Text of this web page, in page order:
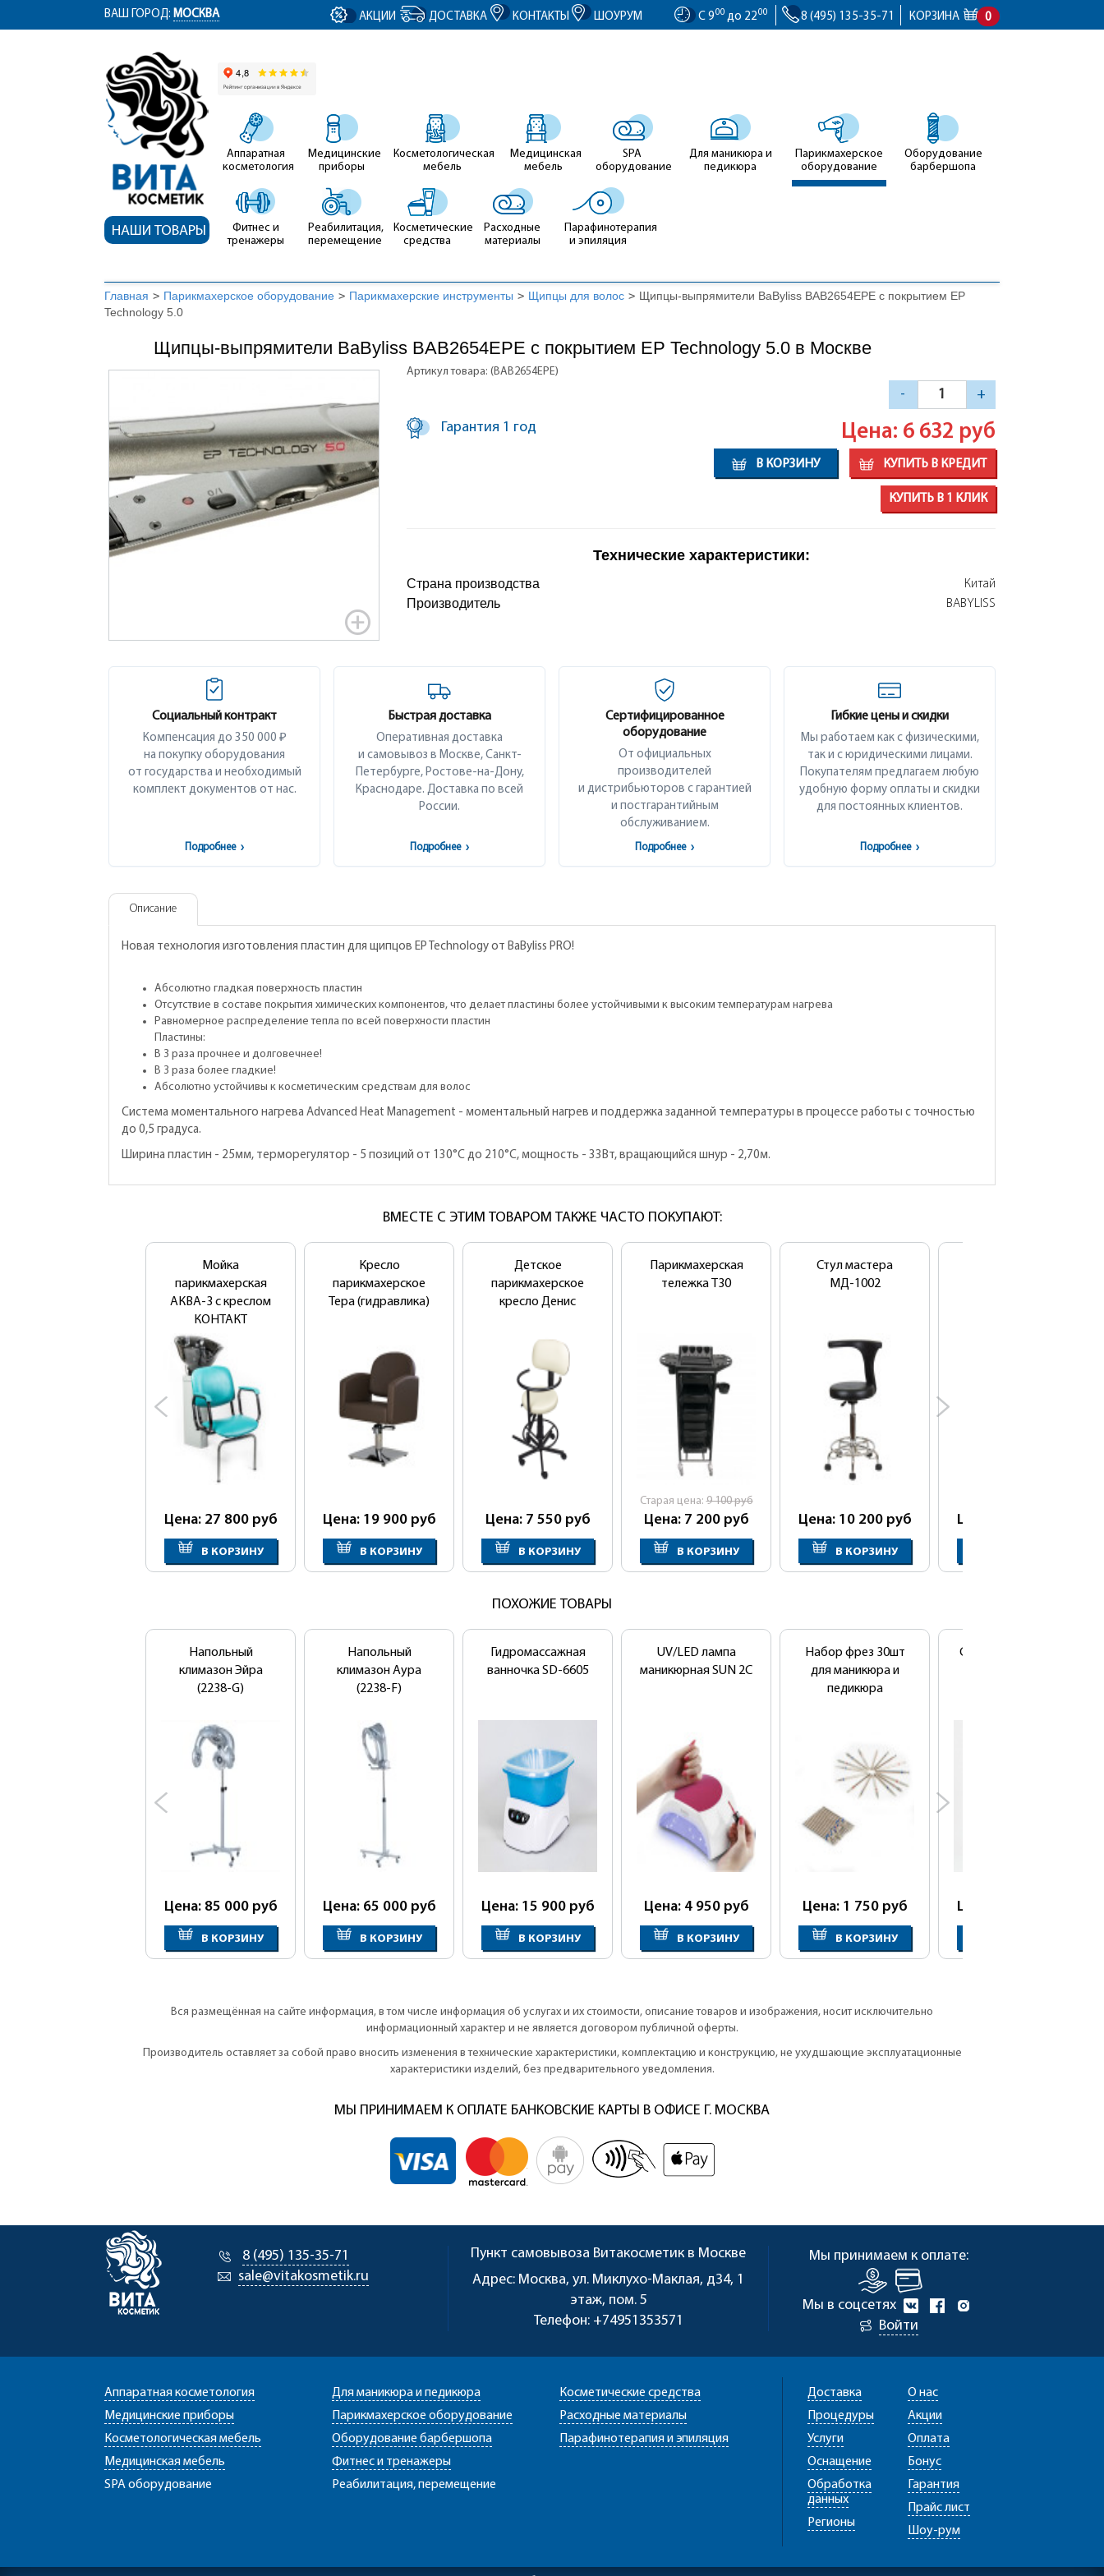
ym(12767704, 'getClientID', function(clientID) { document.getElementById('clientID').value = clientID; });
ВАШ ГОРОД: МОСКВА АКЦИИ ДОСТАВКА КОНТАКТЫ ШОУРУМ С 900 до 2200 8 (495) 135-35-71 КОРЗИНА 0
НАШИ ТОВАРЫ
Аппаратная
косметология
Медицинские
приборы
Косметологическая
мебель
Медицинская
мебель
SPA
оборудование
Для маникюра и
педикюра
Парикмахерское
оборудование
Оборудование
барбершопа
Фитнес и
тренажеры
Реабилитация,
перемещение
Косметические
средства
Расходные
материалы
Парафинотерапия
и эпиляция
Главная > Парикмахерское оборудование > Парикмахерские инструменты > Щипцы для волос > Щипцы-выпрямители BaByliss BAB2654EPE с покрытием EP
Technology 5.0
Щипцы-выпрямители BaByliss BAB2654EPE с покрытием EP Technology 5.0 в Москве
Артикул товара: (BAB2654EPE)
- +
Гарантия 1 год Цена: 6 632 руб
В КОРЗИНУ КУПИТЬ В КРЕДИТ
КУПИТЬ В 1 КЛИК
Технические характеристики:
Страна производства Китай
Производитель BABYLISS
Социальный контракт
Компенсация до 350 000 ₽
на покупку оборудования
от государства и необходимый
комплект документов от нас.
Подробнее ›
Быстрая доставка
Оперативная доставка
и самовывоз в Москве, Санкт-
Петербурге, Ростове-на-Дону,
Краснодаре. Доставка по всей
России.
Подробнее ›
Сертифицированное
оборудование
От официальных
производителей
и дистрибьюторов с гарантией
и постгарантийным
обслуживанием.
Подробнее ›
Гибкие цены и скидки
Мы работаем как с физическими,
так и с юридическими лицами.
Покупателям предлагаем любую
удобную форму оплаты и скидки
для постоянных клиентов.
Подробнее ›
Описание
Новая технология изготовления пластин для щипцов EP Technology от BaByliss PRO!
Абсолютно гладкая поверхность пластин
Отсутствие в составе покрытия химических компонентов, что делает пластины более устойчивыми к высоким температурам нагрева
Равномерное распределение тепла по всей поверхности пластин
Пластины:
В 3 раза прочнее и долговечнее!
В 3 раза более гладкие!
Абсолютно устойчивы к косметическим средствам для волос
Система моментального нагрева Advanced Heat Management - моментальный нагрев и поддержка заданной температуры в процессе работы с точностью
до 0,5 градуса.
Ширина пластин - 25мм, терморегулятор - 5 позиций от 130°С до 210°С, мощность - 33Вт, вращающийся шнур - 2,70м.
ВМЕСТЕ С ЭТИМ ТОВАРОМ ТАКЖЕ ЧАСТО ПОКУПАЮТ:
Мойка
парикмахерская
АКВА-3 с креслом
КОНТАКТ
Цена: 27 800 руб
В КОРЗИНУ
Кресло
парикмахерское
Тера (гидравлика)
Цена: 19 900 руб
В КОРЗИНУ
Детское
парикмахерское
кресло Денис
Цена: 7 550 руб
В КОРЗИНУ
Парикмахерская
тележка T30
Cтарая цена:9 100руб
Цена: 7 200 руб
В КОРЗИНУ
Стул мастера
МД-1002
Цена: 10 200 руб
В КОРЗИНУ
Цена: 15 550
ПОХОЖИЕ ТОВАРЫ
Напольный
климазон Эйра
(2238-G)
Цена: 85 000 руб
В КОРЗИНУ
Напольный
климазон Аура
(2238-F)
Цена: 65 000 руб
В КОРЗИНУ
Гидромассажная
ванночка SD-6605
Цена: 15 900 руб
В КОРЗИНУ
UV/LED лампа
маникюрная SUN 2C
Цена: 4 950 руб
В КОРЗИНУ
Набор фрез 30шт
для маникюра и
педикюра
Цена: 1 750 руб
В КОРЗИНУ
Сушуар напольный
Цена: 20 800
Вся размещённая на сайте информация, в том числе информация об услугах и их стоимости, описание товаров и изображения, носит исключительно
информационный характер и не является договором публичной оферты.
Производитель оставляет за собой право вносить изменения в технические характеристики, комплектацию и конструкцию, не ухудшающие эксплуатационные
характеристики изделий, без предварительного уведомления.
МЫ ПРИНИМАЕМ К ОПЛАТЕ БАНКОВСКИЕ КАРТЫ В ОФИСЕ Г. МОСКВА
8 (495) 135-35-71
sale@vitakosmetik.ru
Пункт самовывоза Витакосметик в Москве
Адрес: Москва, ул. Миклухо-Маклая, д34, 1
этаж, пом. 5
Телефон: +74951353571
Мы принимаем к оплате:
Мы в соцсетях
Войти
Аппаратная косметология
Медицинские приборы
Косметологическая мебель
Медицинская мебель
SPA оборудование
Для маникюра и педикюра
Парикмахерское оборудование
Оборудование барбершопа
Фитнес и тренажеры
Реабилитация, перемещение
Косметические средства
Расходные материалы
Парафинотерапия и эпиляция
Доставка
Процедуры
Услуги
Оснащение
Обработка
данных
Регионы
О нас
Акции
Оплата
Бонус
Гарантия
Прайс лист
Шоу-рум